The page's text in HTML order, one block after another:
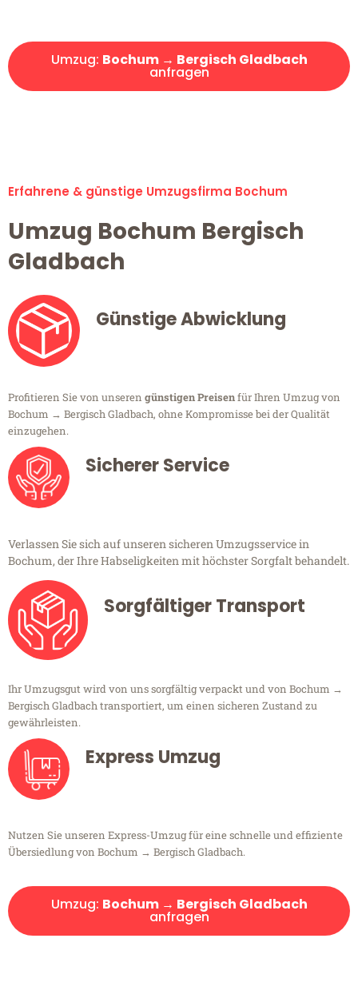
Umzug: Bochum → Bergisch Gladbach
anfragen
Erfahrene & günstige Umzugsfirma Bochum
Umzug Bochum Bergisch
Gladbach
Günstige Abwicklung
Profitieren Sie von unseren günstigen Preisenfür Ihren Umzug von
Bochum → Bergisch Gladbach, ohne Kompromisse bei der Qualität
einzugehen.
Sicherer Service
Verlassen Sie sich auf unseren sicheren Umzugsservice in
Bochum, der Ihre Habseligkeiten mit höchster Sorgfalt behandelt.
Sorgfältiger Transport
Ihr Umzugsgut wird von uns sorgfältig verpackt und von Bochum →
Bergisch Gladbach transportiert, um einen sicheren Zustand zu
gewährleisten.
Express Umzug
Nutzen Sie unseren Express-Umzug für eine schnelle und effiziente
Übersiedlung von Bochum → Bergisch Gladbach.
Umzug: Bochum → Bergisch Gladbach
anfragen